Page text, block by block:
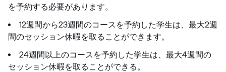
を予約する必要があります。
12週間から23週間のコースを予約した学生は、最大2週
間のセッション休暇を取ることができます。
24週間以上のコースを予約した学生は、最大4週間の
セッション休暇を取ることができる。